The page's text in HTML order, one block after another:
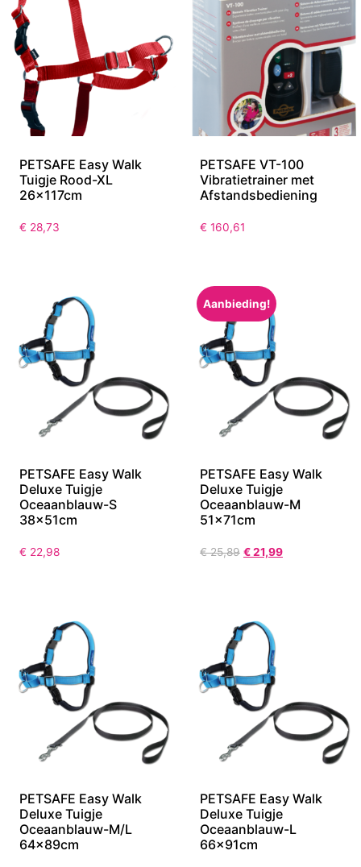
PETSAFE Easy Walk
Tuigje Rood-XL
26x117cm
€ 28,73
PETSAFE VT-100
Vibratietrainer met
Afstandsbediening
€ 160,61
PETSAFE Easy Walk
Deluxe Tuigje
Oceaanblauw-S
38x51cm
€ 22,98
Aanbieding!
PETSAFE Easy Walk
Deluxe Tuigje
Oceaanblauw-M
51x71cm
€25,89 €21,99
PETSAFE Easy Walk
Deluxe Tuigje
Oceaanblauw-M/L
64x89cm
PETSAFE Easy Walk
Deluxe Tuigje
Oceaanblauw-L
66x91cm